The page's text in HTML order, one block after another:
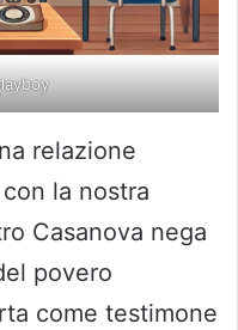
relazione
la nostra
Casanova nega
povero
come testimone